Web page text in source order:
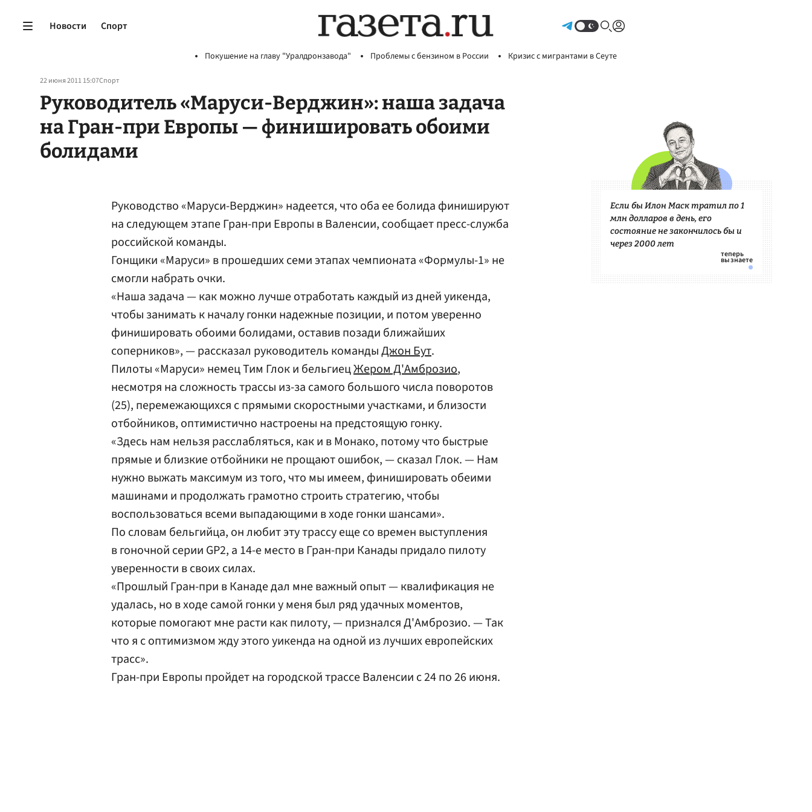
Новости Спорт
Покушение на главу "Уралдронзавода" Проблемы с бензином в России Кризис с мигрантами в Сеуте
22 июня 2011 15:07Спорт
Руководитель «Маруси-Верджин»: наша задача
на Гран-при Европы — финишировать обоими
болидами
Руководство «Маруси-Верджин» надеется, что оба ее болида финишируют
на следующем этапе Гран-при Европы в Валенсии, сообщает пресс-служба
российской команды.
Гонщики «Маруси» в прошедших семи этапах чемпионата «Формулы-1» не
смогли набрать очки.
«Наша задача — как можно лучше отработать каждый из дней уикенда,
чтобы занимать к началу гонки надежные позиции, и потом уверенно
финишировать обоими болидами, оставив позади ближайших
соперников», — рассказал руководитель командыДжон Бут.
Пилоты «Маруси» немец Тим Глок и бельгиецЖером Д'Амброзио,
несмотря на сложность трассы из-за самого большого числа поворотов
(25), перемежающихся с прямыми скоростными участками, и близости
отбойников, оптимистично настроены на предстоящую гонку.
«Здесь нам нельзя расслабляться, как и в Монако, потому что быстрые
прямые и близкие отбойники не прощают ошибок, — сказал Глок. — Нам
нужно выжать максимум из того, что мы имеем, финишировать обеими
машинами и продолжать грамотно строить стратегию, чтобы
воспользоваться всеми выпадающими в ходе гонки шансами».
По словам бельгийца, он любит эту трассу еще со времен выступления
в гоночной серии GP2, а 14-е место в Гран-при Канады придало пилоту
уверенности в своих силах.
«Прошлый Гран-при в Канаде дал мне важный опыт — квалификация не
удалась, но в ходе самой гонки у меня был ряд удачных моментов,
которые помогают мне расти как пилоту, — признался Д'Амброзио. — Так
что я с оптимизмом жду этого уикенда на одной из лучших европейских
трасс».
Гран-при Европы пройдет на городской трассе Валенсии с 24 по 26 июня.
Если бы Илон Маск тратил по 1
млн долларов в день, его
состояние не закончилось бы и
через 2000 лет